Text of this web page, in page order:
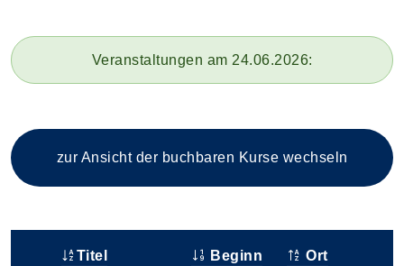
Veranstaltungen am 24.06.2026:
zur Ansicht der buchbaren Kurse wechseln
Titel Beginn Ort